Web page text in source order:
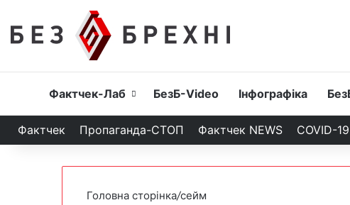
Головна
Фактчек-Лаб БезБ-Video Інфографіка
Фактчек Пропаганда-СТОП Фактчек NEWS COVID-
Головна сторінка/сейм